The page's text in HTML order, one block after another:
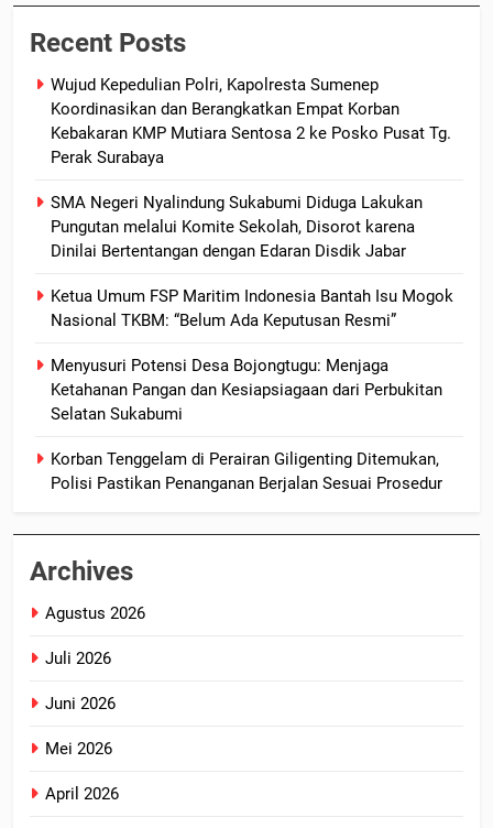
Recent Posts
Wujud Kepedulian Polri, Kapolresta Sumenep
Koordinasikan dan Berangkatkan Empat Korban
Kebakaran KMP Mutiara Sentosa 2 ke Posko Pusat Tg.
Perak Surabaya
SMA Negeri Nyalindung Sukabumi Diduga Lakukan
Pungutan melalui Komite Sekolah, Disorot karena
Dinilai Bertentangan dengan Edaran Disdik Jabar
Ketua Umum FSP Maritim Indonesia Bantah Isu Mogok
Nasional TKBM: “Belum Ada Keputusan Resmi”
Menyusuri Potensi Desa Bojongtugu: Menjaga
Ketahanan Pangan dan Kesiapsiagaan dari Perbukitan
Selatan Sukabumi
Korban Tenggelam di Perairan Giligenting Ditemukan,
Polisi Pastikan Penanganan Berjalan Sesuai Prosedur
Archives
Agustus 2026
Juli 2026
Juni 2026
Mei 2026
April 2026